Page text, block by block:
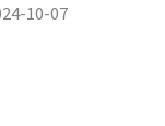
10-07